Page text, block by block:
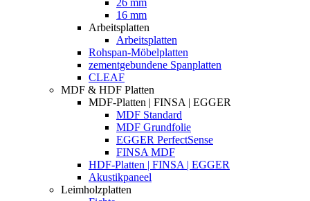
26 mm
16 mm
Arbeitsplatten
Arbeitsplatten
Rohspan-Möbelplatten
zementgebundene Spanplatten
CLEAF
MDF & HDF Platten
MDF-Platten | FINSA | EGGER
MDF Standard
MDF Grundfolie
EGGER PerfectSense
FINSA MDF
HDF-Platten | FINSA | EGGER
Akustikpaneel
Leimholzplatten